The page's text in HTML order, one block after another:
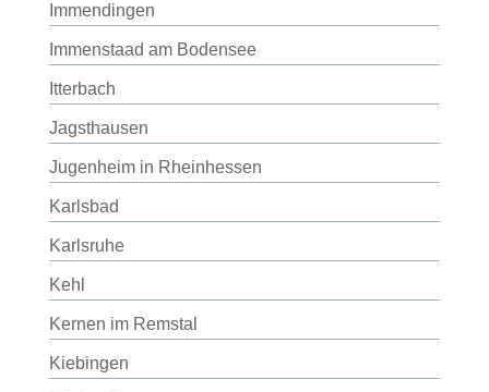
Immendingen
Immenstaad am Bodensee
Itterbach
Jagsthausen
Jugenheim in Rheinhessen
Karlsbad
Karlsruhe
Kehl
Kernen im Remstal
Kiebingen